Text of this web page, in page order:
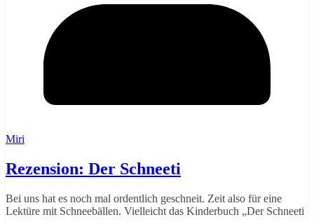
Miri
Rezension: Der Schneeti
Bei uns hat es noch mal ordentlich geschneit. Zeit also für eine
Lektüre mit Schneebällen. Vielleicht das Kinderbuch „Der Schneeti